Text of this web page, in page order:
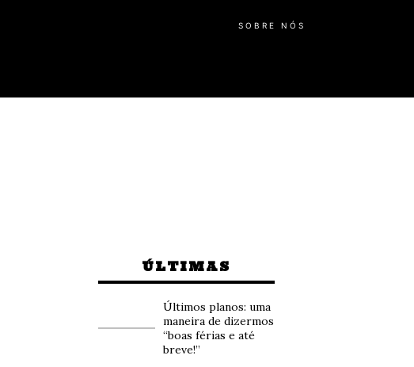
SOBRE NÓS
ÚLTIMAS
Últimos planos: uma
maneira de dizermos
“boas férias e até
breve!”